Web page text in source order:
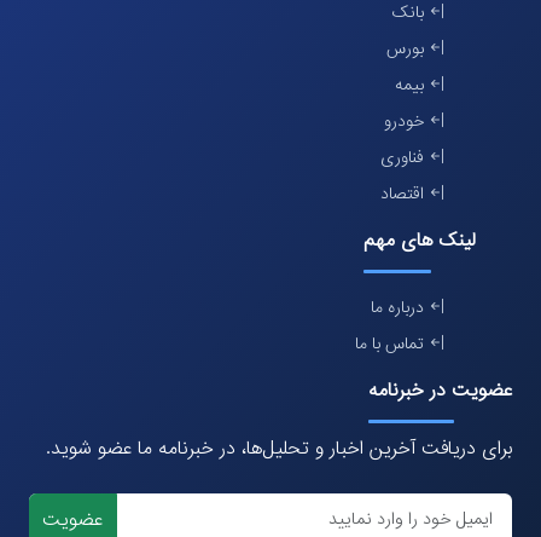
بانک
بورس
بیمه
خودرو
فناوری
اقتصاد
لینک های مهم
درباره ما
تماس با ما
عضویت در خبرنامه
برای دریافت آخرین اخبار و تحلیل‌ها، در خبرنامه ما عضو شوید.
عضویت